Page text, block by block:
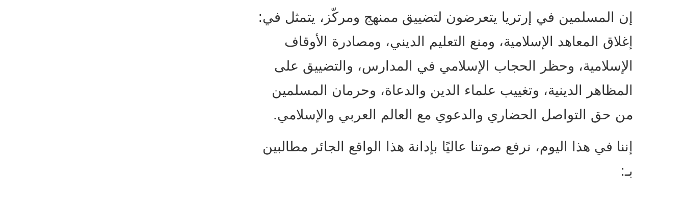
إن المسلمين في إرتريا يتعرضون لتضييق ممنهج ومركّز، يتمثل في:
إغلاق المعاهد الإسلامية، ومنع التعليم الديني، ومصادرة الأوقاف
الإسلامية، وحظر الحجاب الإسلامي في المدارس، والتضييق على
المظاهر الدينية، وتغييب علماء الدين والدعاة، وحرمان المسلمين
من حق التواصل الحضاري والدعوي مع العالم العربي والإسلامي.
إننا في هذا اليوم، نرفع صوتنا عاليًا بإدانة هذا الواقع الجائر مطالبين
بـ: